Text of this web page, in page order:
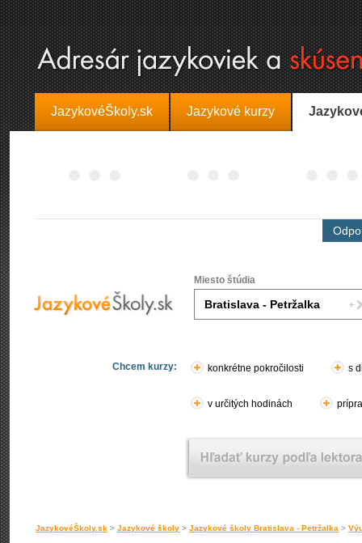
JazykovéŠkoly.sk Jazykové kurzy
Miesto štúdia
Chcem kurzy: konkrétne pokročilosti s
v určitých hodinách
JazykovéŠkoly.sk > Jazykové školy > Jazykové školy Bratislava - Petržalka >